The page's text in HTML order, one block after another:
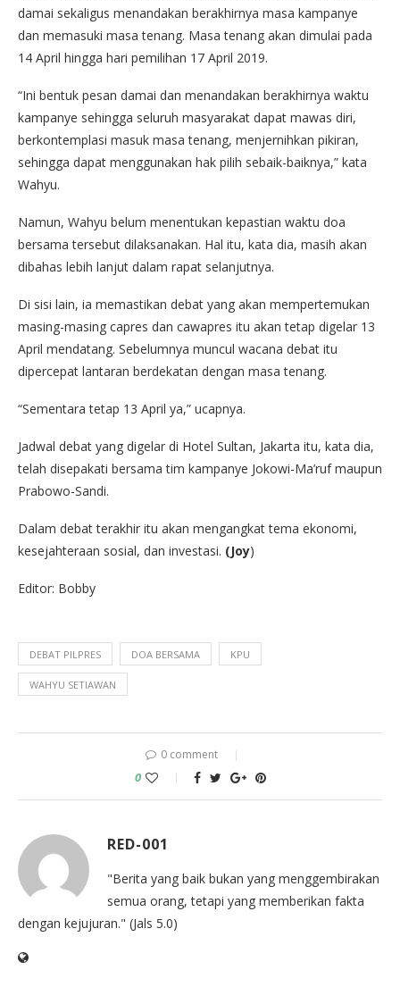
damai sekaligus menandakan berakhirnya masa kampanye
dan memasuki masa tenang. Masa tenang akan dimulai pada
14 April hingga hari pemilihan 17 April 2019.
“Ini bentuk pesan damai dan menandakan berakhirnya waktu
kampanye sehingga seluruh masyarakat dapat mawas diri,
berkontemplasi masuk masa tenang, menjernihkan pikiran,
sehingga dapat menggunakan hak pilih sebaik-baiknya,” kata
Wahyu.
Namun, Wahyu belum menentukan kepastian waktu doa
bersama tersebut dilaksanakan. Hal itu, kata dia, masih akan
dibahas lebih lanjut dalam rapat selanjutnya.
Di sisi lain, ia memastikan debat yang akan mempertemukan
masing-masing capres dan cawapres itu akan tetap digelar 13
April mendatang. Sebelumnya muncul wacana debat itu
dipercepat lantaran berdekatan dengan masa tenang.
“Sementara tetap 13 April ya,” ucapnya.
Jadwal debat yang digelar di Hotel Sultan, Jakarta itu, kata dia,
telah disepakati bersama tim kampanye Jokowi-Ma’ruf maupun
Prabowo-Sandi.
Dalam debat terakhir itu akan mengangkat tema ekonomi,
kesejahteraan sosial, dan investasi. (Joy)
Editor: Bobby
DEBAT PILPRES DOA BERSAMA KPU
WAHYU SETIAWAN
0 comment
0
RED-001
"Berita yang baik bukan yang menggembirakan
semua orang, tetapi yang memberikan fakta
dengan kejujuran." (Jals 5.0)